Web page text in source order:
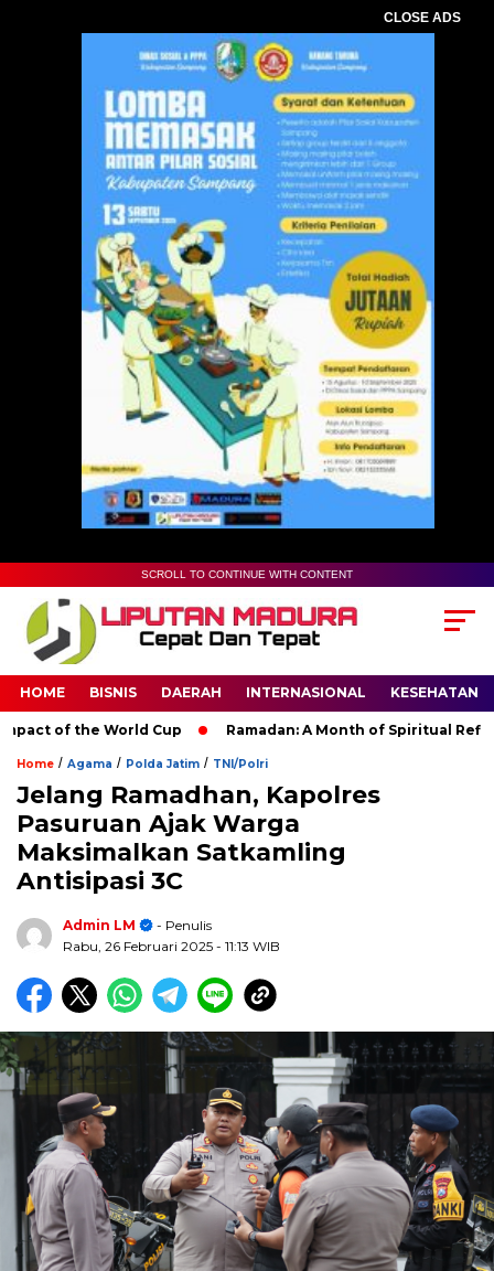
CLOSE ADS
SCROLL TO CONTINUE WITH CONTENT
HOME BISNIS DAERAH INTERNASIONAL KESEHATAN
of the World Cup Ramadan: A Month of Spiritual
Home / Agama / Polda Jatim / TNI/Polri
Jelang Ramadhan, Kapolres
Pasuruan Ajak Warga
Maksimalkan Satkamling
Antisipasi 3C
Admin LM
- Penulis
Rabu, 26 Februari 2025 - 11:13 WIB